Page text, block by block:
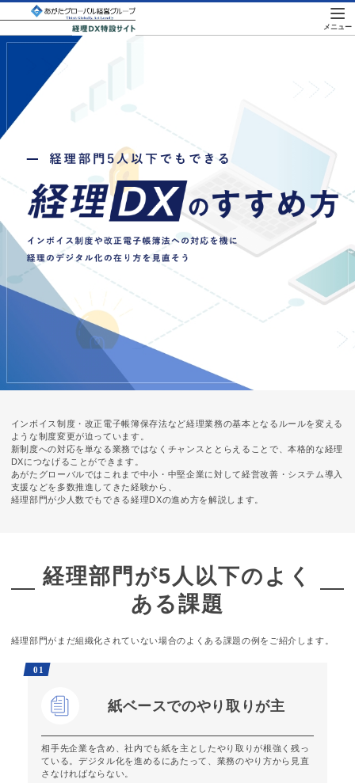
インボイス制度・改正電子帳簿保存法など経理業務の基本となるルールを変える
ような制度変更が迫っています。
新制度への対応を単なる業務ではなくチャンスととらえることで、本格的な経理
DXにつなげることができます。
あがたグローバルではこれまで中小・中堅企業に対して経営改善・システム導入
支援などを 多数推進してきた経験から、
経理部門が少人数でもできる経理DXの進め方を解説します。
経理部門が5人以下のよく
ある課題
経理部門がまだ組織化されていない場合のよくある課題の例をご紹介します。
01
紙ベースでのやり取りが主
相手先企業を含め、社内でも紙を主としたやり取りが根強く残っ
ている。デジタル化を進めるにあたって、業務のやり方から見直
さなければならない。